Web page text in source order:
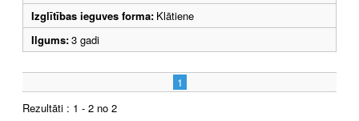
Izglītības ieguves forma: Klātiene
Ilgums:3 gadi
1
Rezultāti : 1 - 2 no 2